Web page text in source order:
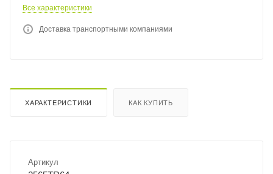
Все характеристики
Доставка транспортными компаниями
ХАРАКТЕРИСТИКИ КАК КУПИТЬ
Артикул